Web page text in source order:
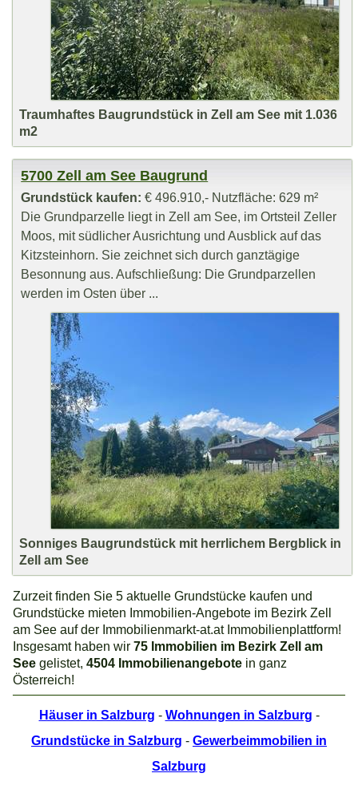
Traumhaftes Baugrundstück in Zell am See mit 1.036
m2
5700 Zell am See Baugrund
Grundstück kaufen: € 496.910,- Nutzfläche: 629 m²
Die Grundparzelle liegt in Zell am See, im Ortsteil Zeller
Moos, mit südlicher Ausrichtung und Ausblick auf das
Kitzsteinhorn. Sie zeichnet sich durch ganztägige
Besonnung aus. Aufschließung: Die Grundparzellen
werden im Osten über ...
Sonniges Baugrundstück mit herrlichem Bergblick in
Zell am See
Zurzeit finden Sie 5 aktuelle Grundstücke kaufen und
Grundstücke mieten Immobilien-Angebote im Bezirk Zell
am See auf der Immobilienmarkt-at.at Immobilienplattform!
Insgesamt haben wir75 Immobilien im Bezirk Zell am
See gelistet,4504 Immobilienangebote in ganz
Österreich!
Häuser in Salzburg - Wohnungen in Salzburg -
Grundstücke in Salzburg - Gewerbeimmobilien in
Salzburg